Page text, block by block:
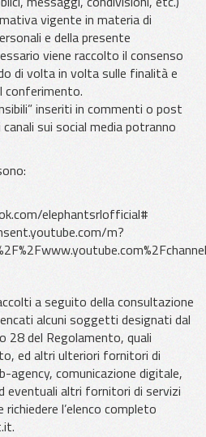
vigente in materia di
e della presente
viene raccolto il consenso
di volta in volta sulle finalità e
inseriti in commenti o post
canali sui social media potranno
elephantsrlofficial#
m?
a seguito della consultazione
alcuni soggetti designati dal
28 del Regolamento, quali
ed altri ulteriori fornitori di
agency, comunicazione digitale,
eventuali altri fornitori di servizi
l’elenco completo